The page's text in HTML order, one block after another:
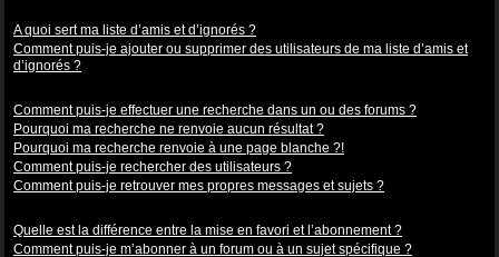
A quoi sert ma liste d’amis et d’ignorés ?
Comment puis-je ajouter ou supprimer des utilisateurs de ma liste d’amis et
d’ignorés ?
Comment puis-je effectuer une recherche dans un ou des forums ?
Pourquoi ma recherche ne renvoie aucun résultat ?
Pourquoi ma recherche renvoie à une page blanche ?!
Comment puis-je rechercher des utilisateurs ?
Comment puis-je retrouver mes propres messages et sujets ?
Quelle est la différence entre la mise en favori et l’abonnement ?
Comment puis-je m’abonner à un forum ou à un sujet spécifique ?